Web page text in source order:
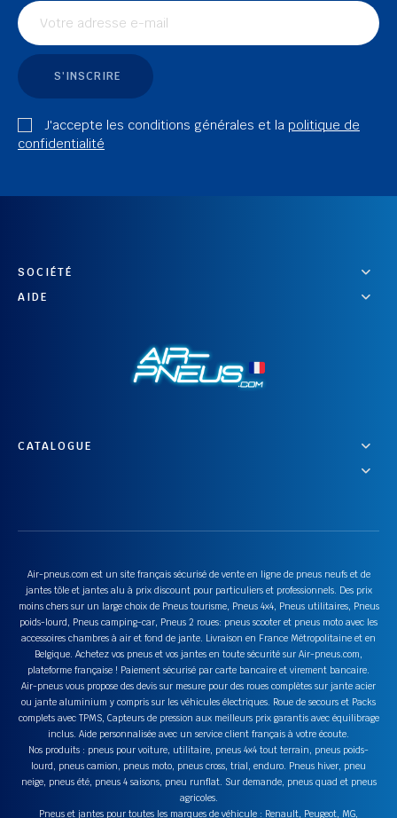
S'INSCRIRE
J'accepte les conditions générales et la politique de
confidentialité
SOCIÉTÉ
AIDE
CATALOGUE
Air-pneus.com est un site français sécurisé de vente en ligne de pneus neufs et de
jantes tôle et jantes alu à prix discount pour particuliers et professionnels. Des prix
moins chers sur un large choix de Pneus tourisme, Pneus 4x4, Pneus utilitaires, Pneus
poids-lourd, Pneus camping-car, Pneus 2 roues: pneus scooter et pneus moto avec les
accessoires chambres à air et fond de jante. Livraison en France Métropolitaine et en
Belgique. Achetez vos pneus et vos jantes en toute sécurité sur Air-pneus.com,
plateforme française ! Paiement sécurisé par carte bancaire et virement bancaire.
Air-pneus vous propose des devis sur mesure pour des roues complètes sur jante acier
ou jante aluminium y compris sur les véhicules électriques. Roue de secours et Packs
complets avec TPMS, Capteurs de pression aux meilleurs prix garantis avec équilibrage
inclus. Aide personnalisée avec un service client français à votre écoute.
Nos produits : pneus pour voiture, utilitaire, pneus 4x4 tout terrain, pneus poids-
lourd, pneus camion, pneus moto, pneus cross, trial, enduro. Pneus hiver, pneu
neige, pneus été, pneus 4 saisons, pneu runflat. Sur demande, pneus quad et pneus
agricoles.
Pneus et jantes pour toutes les marques de véhicule : Renault, Peugeot, MG,